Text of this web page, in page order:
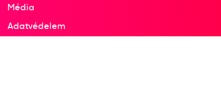
Média
Adatvédelem